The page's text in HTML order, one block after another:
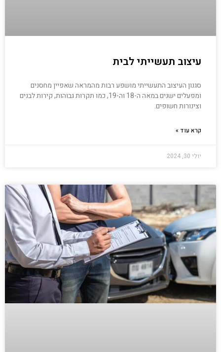
עיצוב תעשייתי לבית
סגנון העיצוב התעשייתי מושפע רבות מהמראה שאפיין מחסנים
ומפעלים ישנים במאה ה-18 וה-19, כמו תקרות גבוהות, קירות לבנים
וצינורות חשופים.
קרא עוד »
יולי 30, 2024